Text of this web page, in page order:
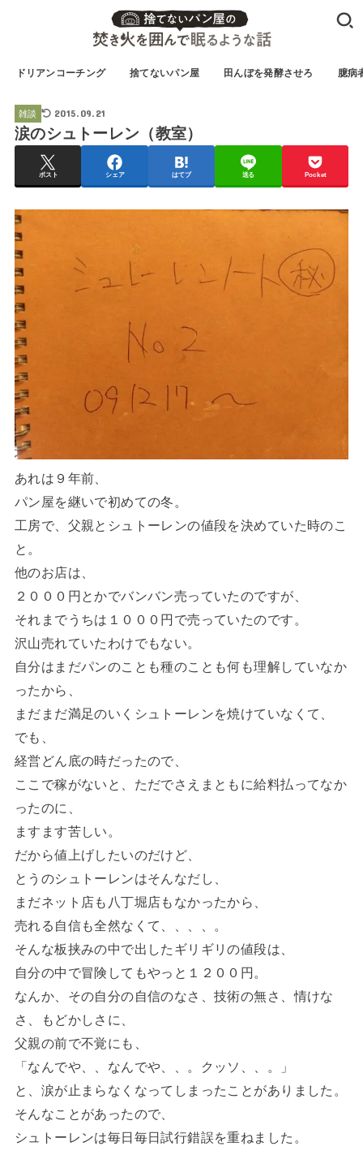
ドリアンコーチング 捨てないパン屋 田んぼを発酵させろ 臆病
雑談 2015.09.21
涙のシュトーレン（教室）
ポスト シェア はてブ 送る Pocket
あれは９年前、
パン屋を継いで初めての冬。
工房で、父親とシュトーレンの値段を決めていた時のこ
と。
他のお店は、
２０００円とかでバンバン売っていたのですが、
それまでうちは１０００円で売っていたのです。
沢山売れていたわけでもない。
自分はまだパンのことも種のことも何も理解していなか
ったから、
まだまだ満足のいくシュトーレンを焼けていなくて、
でも、
経営どん底の時だったので、
ここで稼がないと、ただでさえまともに給料払ってなか
ったのに、
ますます苦しい。
だから値上げしたいのだけど、
とうのシュトーレンはそんなだし、
まだネット店も八丁堀店もなかったから、
売れる自信も全然なくて、、、、。
そんな板挟みの中で出したギリギリの値段は、
自分の中で冒険してもやっと１２００円。
なんか、その自分の自信のなさ、技術の無さ、情けな
さ、もどかしさに、
父親の前で不覚にも、
「なんでや、、なんでや、、。クッソ、、。」
と、涙が止まらなくなってしまったことがありました。
そんなことがあったので、
シュトーレンは毎日毎日試行錯誤を重ねました。